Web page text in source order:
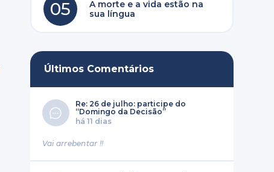
05
A morte e a vida estão na
sua língua
Últimos Comentários
Re: 26 de julho: participe do
“Domingo da Decisão”
há 11 dias
Vai arrebentar !!